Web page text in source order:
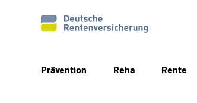
Prävention Reha Rente